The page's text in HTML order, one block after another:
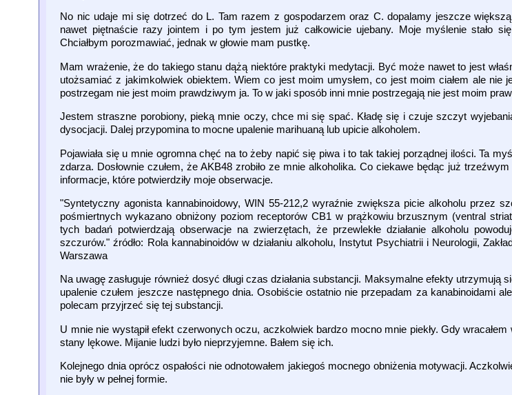
No nic udaje mi się dotrzeć do L. Tam razem z gospodarzem oraz C. dopalamy jeszcze
nawet piętnaście razy jointem i po tym jestem już całkowicie ujebany. Moje myślenie stało
Chciałbym porozmawiać, jednak w głowie mam pustkę.
Mam wrażenie, że do takiego stanu dążą niektóre praktyki medytacji. Być może nawet to jest
utożsamiać z jakimkolwiek obiektem. Wiem co jest moim umysłem, co jest moim ciałem ale nie
postrzegam nie jest moim prawdziwym ja. To w jaki sposób inni mnie postrzegają nie jest moim
Jestem straszne porobiony, pieką mnie oczy, chce mi się spać. Kładę się i czuje szczyt
dysocjacji. Dalej przypomina to mocne upalenie marihuaną lub upicie alkoholem.
Pojawiała się u mnie ogromna chęć na to żeby napić się piwa i to tak takiej porządnej ilości. Ta
zdarza. Dosłownie czułem, że AKB48 zrobiło ze mnie alkoholika. Co ciekawe będąc już
informacje, które potwierdziły moje obserwacje.
"Syntetyczny agonista kannabinoidowy, WIN 55-212,2 wyraźnie zwiększa picie alkoholu przez
pośmiertnych wykazano obniżony poziom receptorów CB1 w prążkowiu brzusznym (ventral
tych badań potwierdzają obserwacje na zwierzętach, że przewlekłe działanie alkoholu
szczurów." źródło: Rola kannabinoidów w działaniu alkoholu, Instytut Psychiatrii i Neurologii,
Warszawa
Na uwagę zasługuje również dosyć długi czas działania substancji. Maksymalne efekty utrzymują
upalenie czułem jeszcze następnego dnia. Osobiście ostatnio nie przepadam za kanabinoidami
polecam przyjrzeć się tej substancji.
U mnie nie wystąpił efekt czerwonych oczu, aczkolwiek bardzo mocno mnie piekły. Gdy
stany lękowe. Mijanie ludzi było nieprzyjemne. Bałem się ich.
Kolejnego dnia oprócz ospałości nie odnotowałem jakiegoś mocnego obniżenia motywacji.
nie były w pełnej formie.